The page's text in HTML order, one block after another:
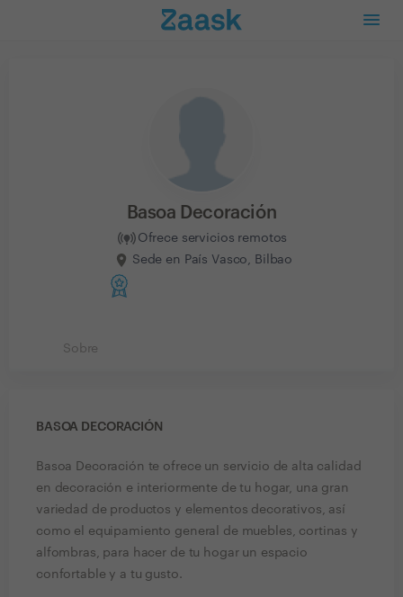
Basoa Decoración
Ofrece servicios remotos
Sede en País Vasco, Bilbao
Sobre
BASOA DECORACIÓN
Basoa Decoración te ofrece un servicio de alta calidad
en decoración e interiormente de tu hogar, una gran
variedad de productos y elementos decorativos, así
como el equipamiento general de muebles, cortinas y
alfombras, para hacer de tu hogar un espacio
confortable y a tu gusto.